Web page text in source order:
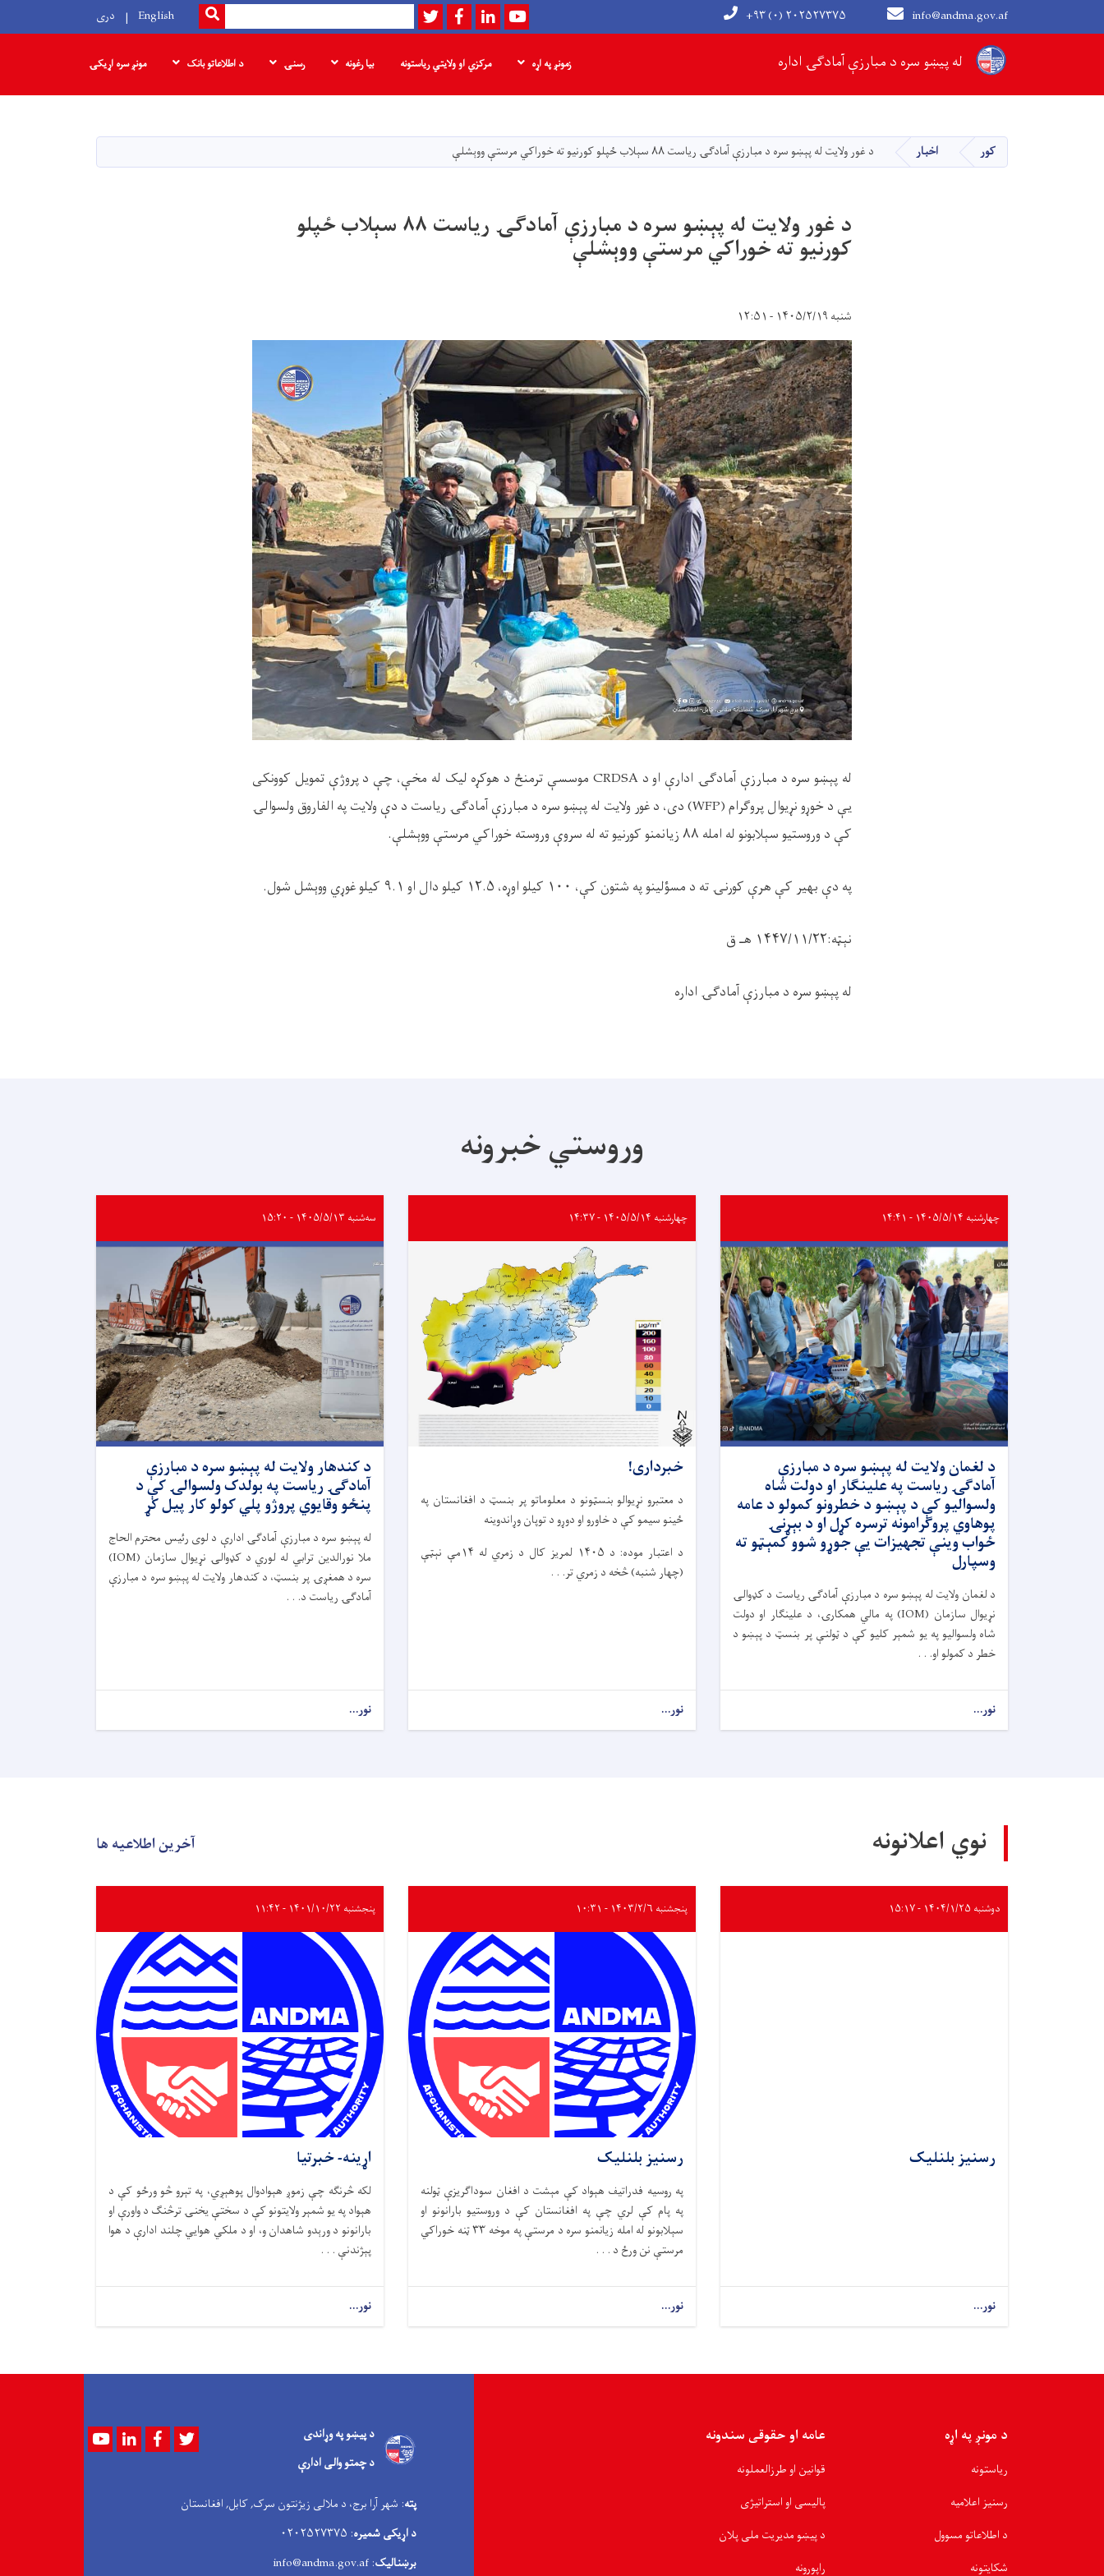
دانګل
له پیښو سره د مبارزې آمادګۍ اداره
info@andma.gov.af +۹۳ (۰) ۲۰۲۵۲۷۳۷۵ Youtube
LinkedIn
Facebook
Twitter
لټون SEARCH
English دری
Main navigation
زمونږ په اړه مرکزي او ولایتي ریاستونه بیا رغونه رسنۍ د اطلاعاتو بانک مونږ سره اړیکۍ
کور اخبار د غور ولایت له پېښو سره د مبارزې آمادګۍ ریاست ۸۸ سېلاب ځپلو کورنیو ته خوراکي مرستې ووېشلې
د غور ولایت له پېښو سره د مبارزې آمادګۍ ریاست ۸۸ سېلاب ځپلو
کورنیو ته خوراکي مرستې ووېشلې
شنبه ۱۴۰۵/۲/۱۹ - ۱۲:۵۱
له پېښو سره د مبارزې آمادګۍ ادارې او د CRDSA موسسې ترمنځ د هوکړه لیک له مخې، چې د پروژې تمویل کوونکی
یې د خوړو نړیوال پروګرام (WFP) دی، د غور ولایت له پېښو سره د مبارزې آمادګۍ ریاست د دې ولایت په الفاروق ولسوالۍ
کې د وروستیو سېلابونو له امله ۸۸ زیانمنو کورنیو ته له سروې وروسته خوراکي مرستې ووېشلې.
په دې بهیر کې هرې کورنۍ ته د مسؤلینو په شتون کې، ۱۰۰ کیلو اوړه، ۱۲.۵ کیلو دال او ۹.۱ کیلو غوړي ووېشل شول.
نېټه:۱۴۴۷/۱۱/۲۲ هـ ق
له پېښو سره د مبارزې آمادګۍ اداره
وروستي خبرونه
چهارشنبه ۱۴۰۵/۵/۱۴ - ۱۴:۴۱
د لغمان ولایت له پېښو سره د مبارزې
آمادګۍ ریاست په علینګار او دولت شاه
ولسوالیو کې د پېښو د خطرونو کمولو د عامه
پوهاوي پروګرامونه ترسره کړل او د بېړنۍ
ځواب وینې تجهیزات یې جوړو شوو کمېټو ته
وسپارل
د لغمان ولایت له پېښو سره د مبارزې آمادګۍ ریاست د کډوالۍ
نړیوال سازمان (IOM) په مالي همکارۍ، د علینګار او دولت
شاه ولسوالیو په یو شمېر کلیو کې د ټولنې پر بنسټ د پېښو د
خطر د کمولو او. . .
نور...
چهارشنبه ۱۴۰۵/۵/۱۴ - ۱۴:۳۷
خبرداری!
د معتبرو نړیوالو بنسټونو د معلوماتو پر بنسټ د افغانستان په
ځینو سیمو کې د خاورو او دوړو د توپان وړاندوینه
د اعتبار موده: د ۱۴۰۵ لمریز کال د زمري له ۱۴مې نېټې
(چهار شنبه) څخه د زمري تر. . .
نور...
سه‌شنبه ۱۴۰۵/۵/۱۳ - ۱۵:۲۰
د کندهار ولایت له پېښو سره د مبارزې
آمادګۍ ریاست په بولدک ولسوالۍ کې د
پنځو وقایوي پروژو پلي کولو کار پیل کړ
له پېښو سره د مبارزې آمادګۍ ادارې د لوی رئیس محترم الحاج
ملا نورالدین ترابي له لوري د کډوالۍ نړیوال سازمان (IOM)
سره د همغږۍ پر بنسټ، د کندهار ولایت له پېښو سره د مبارزې
آمادګۍ ریاست د. . .
نور...
نوي اعلانونه آخرین اطلاعیه ها
دوشنبه ۱۴۰۴/۱/۲۵ - ۱۵:۱۷
رسنیز بلنلیک
نور...
پنجشنبه ۱۴۰۳/۲/۶ - ۱۰:۳۱
رسنیز بلنلیک
په روسیه فدراتیف هېواد کې مېشت د افغان سوداګریزې ټولنه
په پام کې لري چې په افغانستان کې د وروستیو بارانونو او
سېلابونو له امله زیانمنو سره د مرستې په موخه ۳۳ ټنه خوراکي
مرستې نن ورځ د . . .
نور...
پنجشنبه ۱۴۰۱/۱۰/۲۲ - ۱۱:۴۲
اړینه- خبرتیا
لکه څرنګه چې زموږ هېوادوال پوهېږي، په تېرو څو ورځو کې د
هېواد په یو شمېر ولایتونو کې د سختې یخنۍ ترڅنګ د واورې او
بارانونو د ورېدو شاهدان و، او د ملکي هوايي چلند ادارې د هوا
پېژندنې . . .
نور...
د مونږ په اړه
ریاستونه
رسنیز اعلامیه
د اطلاعاتو مسوول
شکایتونه
عامه او حقوقی سندونه
قوانین او طرزالعملونه
پالیسی او استراتیژی
د پیښو مدیریت ملی پلان
راپورونه
د پیښو په وړاندی
د چمتو والی ادارې
YoutubeLinkedInFacebook
پته: شهر آرا برج، د ملالی زیژنتون سرک, کابل, افغانستان
د اړیکی شمیره: ۰۲۰۲۵۲۷۳۷۵
برښنالیک: info@andma.gov.af